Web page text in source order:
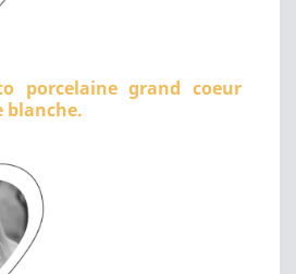
porcelaine grand coeur
blanche.